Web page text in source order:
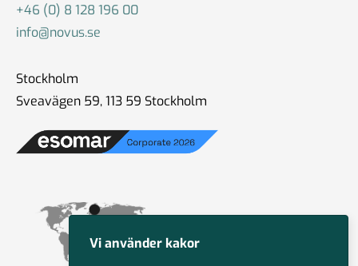
+46 (0) 8 128 196 00
info@novus.se
Stockholm
Sveavägen 59, 113 59 Stockholm
Vi använder kakor